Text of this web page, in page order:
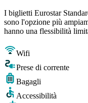
I biglietti Eurostar
sono l'opzione più
hanno una flessibilità
Wifi
Prese di corrente
Bagagli
Accessibilità